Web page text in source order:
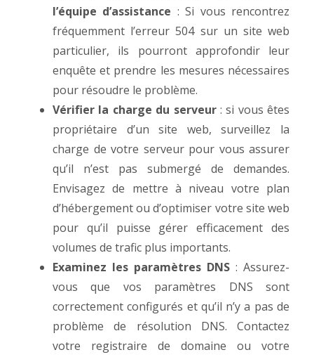
l’équipe d’assistance : Si vous rencontrez
fréquemment l’erreur 504 sur un site web
particulier, ils pourront approfondir leur
enquête et prendre les mesures nécessaires
pour résoudre le problème.
Vérifier la charge du serveur: si vous êtes
propriétaire d’un site web, surveillez la
charge de votre serveur pour vous assurer
qu’il n’est pas submergé de demandes.
Envisagez de mettre à niveau votre plan
d’hébergement ou d’optimiser votre site web
pour qu’il puisse gérer efficacement des
volumes de trafic plus importants.
Examinez les paramètres DNS : Assurez-
vous que vos paramètres DNS sont
correctement configurés et qu’il n’y a pas de
problème de résolution DNS. Contactez
votre registraire de domaine ou votre